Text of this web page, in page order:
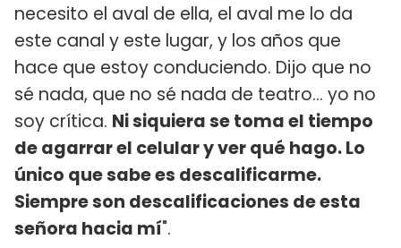
necesito el aval de ella, el aval me lo da
este canal y este lugar, y los años que
hace que estoy conduciendo. Dijo que no
sé nada, que no sé nada de teatro... yo no
soy crítica. Ni siquiera se toma el tiempo
de agarrar el celular y ver qué hago. Lo
único que sabe es descalificarme.
Siempre son descalificaciones de esta
señora hacia mí".